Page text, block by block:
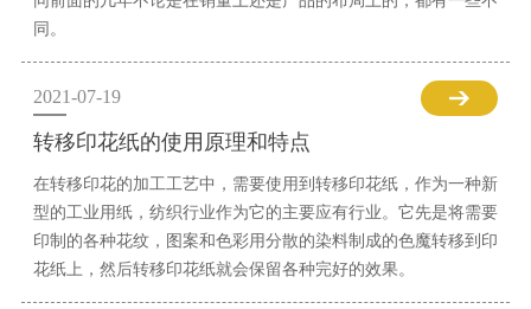
同。
2021-07-19
转移印花纸的使用原理和特点
在转移印花的加工工艺中，需要使用到转移印花纸，作为一种新
型的工业用纸，纺织行业作为它的主要应有行业。它先是将需要
印制的各种花纹，图案和色彩用分散的染料制成的色魔转移到印
花纸上，然后转移印花纸就会保留各种完好的效果。